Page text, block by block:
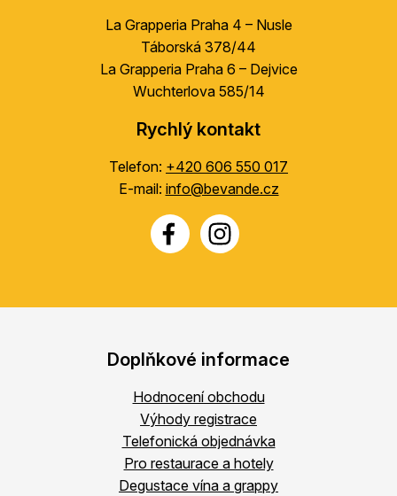
La Grapperia Praha 4 – Nusle
Táborská 378/44
La Grapperia Praha 6 – Dejvice
Wuchterlova 585/14
Rychlý kontakt
Telefon: +420 606 550 017
E-mail: info@bevande.cz
Doplňkové informace
Hodnocení obchodu
Výhody registrace
Telefonická objednávka
Pro restaurace a hotely
Degustace vína a grappy